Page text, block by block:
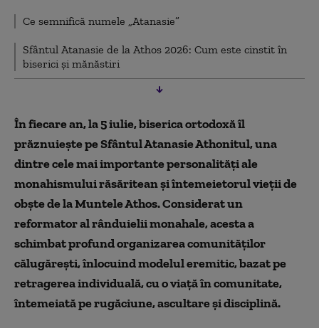
Ce semnifică numele „Atanasie”
Sfântul Atanasie de la Athos 2026: Cum este cinstit în
biserici și mănăstiri
În fiecare an, la 5 iulie, biserica ortodoxă îl
prăznuiește pe Sfântul Atanasie Athonitul, una
dintre cele mai importante personalități ale
monahismului răsăritean și întemeietorul vieții de
obște de la Muntele Athos. Considerat un
reformator al rânduielii monahale, acesta a
schimbat profund organizarea comunităților
călugărești, înlocuind modelul eremitic, bazat pe
retragerea individuală, cu o viață în comunitate,
întemeiată pe rugăciune, ascultare și disciplină.